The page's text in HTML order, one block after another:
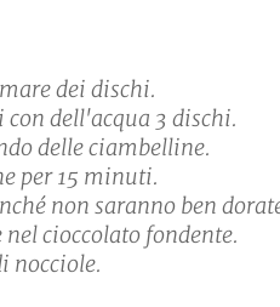
dei dischi.
dell'acqua 3 dischi.
delle ciambelline.
per 15 minuti.
non saranno ben
cioccolato fondente.
nocciole.